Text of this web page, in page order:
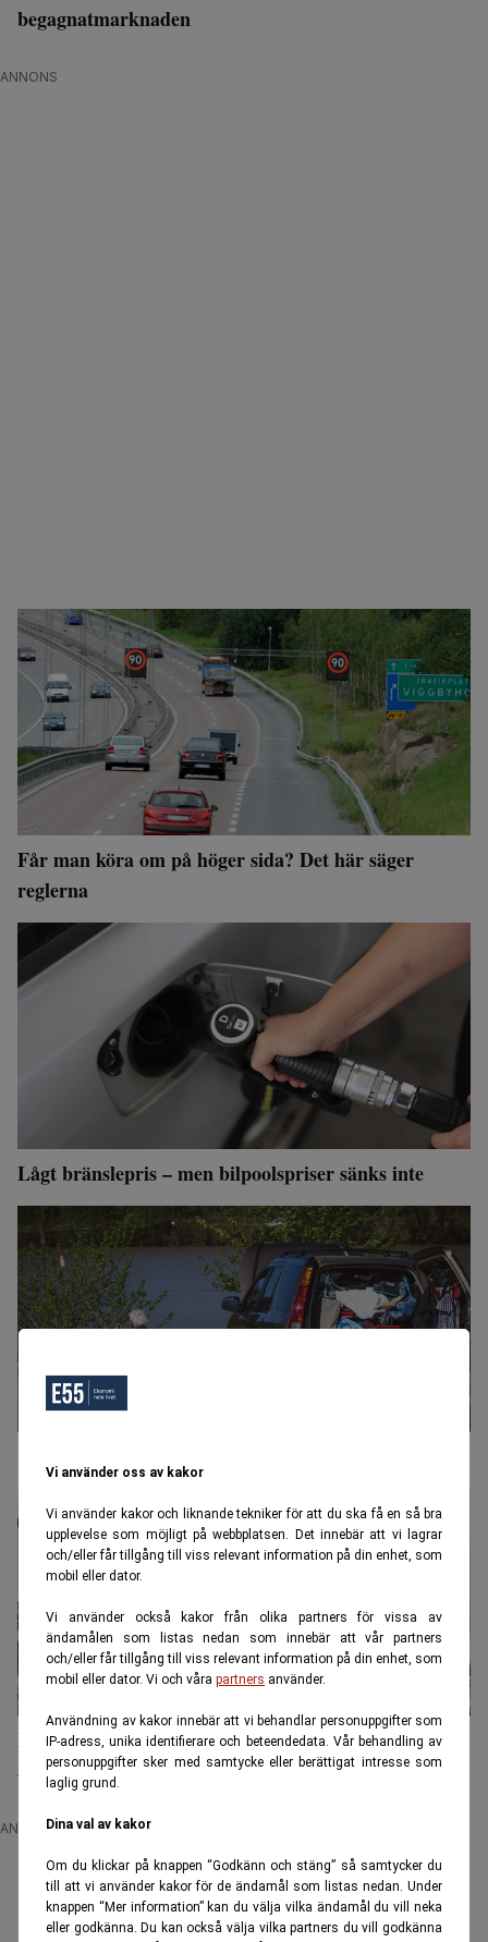
Vi använder oss av kakor
Vi använder kakor och liknande tekniker för att du ska få en så bra
upplevelse som möjligt på webbplatsen. Det innebär att vi lagrar
och/eller får tillgång till viss relevant information på din enhet, som
mobil eller dator.
Vi använder också kakor från olika partners för vissa av
ändamålen som listas nedan som innebär att vår partners
och/eller får tillgång till viss relevant information på din enhet, som
mobil eller dator. Vi och våra partners använder.
Användning av kakor innebär att vi behandlar personuppgifter som
IP-adress, unika identifierare och beteendedata. Vår behandling av
personuppgifter sker med samtycke eller berättigat intresse som
laglig grund.
Dina val av kakor
Om du klickar på knappen “Godkänn och stäng” så samtycker du
till att vi använder kakor för de ändamål som listas nedan. Under
knappen “Mer information” kan du välja vilka ändamål du vill neka
eller godkänna. Du kan också välja vilka partners du vill godkänna
begagnatmarknaden
ANNONS
Får man köra om på höger sida? Det här säger
reglerna
Lågt bränslepris – men bilpoolspriser sänks inte
Undvik dessa vanliga missar om du ska ut på bilresa
Många glömmer den här kontrollen – då kan bilen få
anmärkning i besiktningen
ANNONS